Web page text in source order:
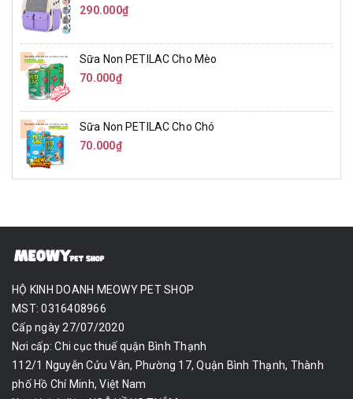
290.000₫
Sữa Non PETILAC Cho Mèo
70.000₫
Sữa Non PETILAC Cho Chó
70.000₫
HỘ KINH DOANH MEOWY PET SHOP
MST: 0316408966
Cấp ngày 27/07/2020
Nơi cấp: Chi cục thuế quận Bình Thạnh
112/1 Nguyễn Cửu Vân, Phường 17, Quận Bình Thạnh, Thành
phố Hồ Chí Minh, Việt Nam